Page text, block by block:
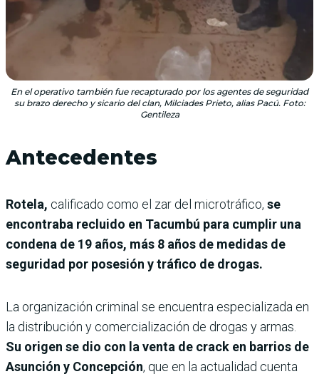
En el operativo también fue recapturado por los agentes de seguridad
su brazo derecho y sicario del clan, Milciades Prieto, alias Pacú. Foto:
Gentileza
Antecedentes
Rotela, calificado como el zar del microtráfico, se
encontraba recluido en Tacumbú para cumplir una
condena de 19 años, más 8 años de medidas de
seguridad por posesión y tráfico de drogas.
La organización criminal se encuentra especializada en
la distribución y comercialización de drogas y armas.
Su origen se dio con la venta de crack en barrios de
Asunción y Concepción, que en la actualidad cuenta